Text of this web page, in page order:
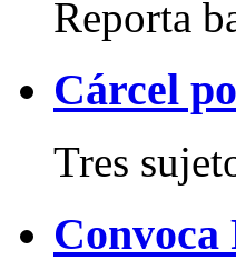
Reporta
Cárcel
Tres
Convoca